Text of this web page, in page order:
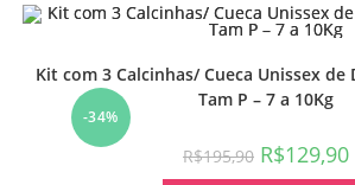
-34%
Kit com 3 Calcinhas/ Cueca Unissex de
Tam P – 7 a 10Kg
R$195,90 R$129,90